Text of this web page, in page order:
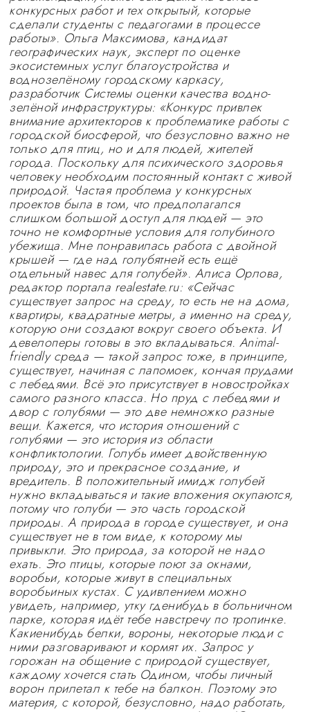
конкурсных работ и тех открытый, которые
сделали студенты с педагогами в процессе
работы». Ольга Максимова, кандидат
географических наук, эксперт по оценке
экосистемных услуг благоустройства и
воднозелёному городскому каркасу,
разработчик Системы оценки качества водно-
зелёной инфраструктуры: «Конкурс привлек
внимание архитекторов к проблематике работы с
городской биосферой, что безусловно важно не
только для птиц, но и для людей, жителей
города. Поскольку для психического здоровья
человеку необходим постоянный контакт с живой
природой. Частая проблема у конкурсных
проектов была в том, что предполагался
слишком большой доступ для людей — это
точно не комфортные условия для голубиного
убежища. Мне понравилась работа с двойной
крышей — где над голубятней есть ещё
отдельный навес для голубей». Алиса Орлова,
редактор портала realestate.ru: «Сейчас
существует запрос на среду, то есть не на дома,
квартиры, квадратные метры, а именно на среду,
которую они создают вокруг своего объекта. И
девелоперы готовы в это вкладываться. Animal-
friendly среда — такой запрос тоже, в принципе,
существует, начиная с лапомоек, кончая прудами
с лебедями. Всё это присутствует в новостройках
самого разного класса. Но пруд с лебедями и
двор с голубями — это две немножко разные
вещи. Кажется, что история отношений с
голубями — это история из области
конфликтологии. Голубь имеет двойственную
природу, это и прекрасное создание, и
вредитель. В положительный имидж голубей
нужно вкладываться и такие вложения окупаются,
потому что голуби — это часть городской
природы. А природа в городе существует, и она
существует не в том виде, к которому мы
привыкли. Это природа, за которой не надо
ехать. Это птицы, которые поют за окнами,
воробьи, которые живут в специальных
воробьиных кустах. С удивлением можно
увидеть, например, утку гденибудь в больничном
парке, которая идёт тебе навстречу по тропинке.
Какиенибудь белки, вороны, некоторые люди с
ними разговаривают и кормят их. Запрос у
горожан на общение с природой существует,
каждому хочется стать Одином, чтобы личный
ворон прилетал к тебе на балкон. Поэтому это
материя, с которой, безусловно, надо работать,